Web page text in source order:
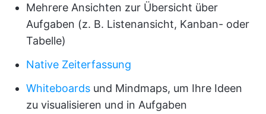
Mehrere Ansichten zur Übersicht über
Aufgaben (z. B. Listenansicht, Kanban- oder
Tabelle)
Native Zeiterfassung
Whiteboards und Mindmaps, um Ihre Ideen
zu visualisieren und in Aufgaben